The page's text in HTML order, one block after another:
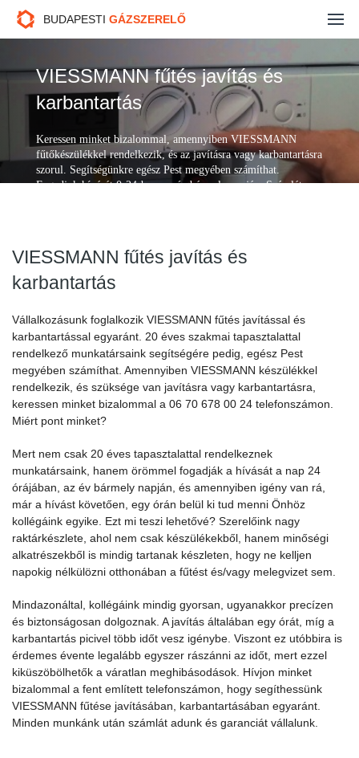
BUDAPESTI GÁZSZERELŐ
Gázszerelés
Duguláselhárítás
Kazán javítás
Ajánlatkérés
VIESSMANN fűtés javítás és
karbantartás
Keressen minket bizalommal, amennyiben VIESSMANN
fűtőkészülékkel rendelkezik, és az javításra vagy karbantartásra
szorul. Segítségünkre egész Pest megyében számíthat.
Fogadjuk hívását 0-24-ben, az év bármely napján. Számlát
VIESSMANN fűtés javítás és
karbantartás
Vállalkozásunk foglalkozik VIESSMANN fűtés javítással és
karbantartással egyaránt. 20 éves szakmai tapasztalattal
rendelkező munkatársaink segítségére pedig, egész Pest
megyében számíthat. Amennyiben VIESSMANN készülékkel
rendelkezik, és szüksége van javításra vagy karbantartásra,
keressen minket bizalommal a 06 70 678 00 24 telefonszámon.
Miért pont minket?
Mert nem csak 20 éves tapasztalattal rendelkeznek
munkatársaink, hanem örömmel fogadják a hívását a nap 24
órájában, az év bármely napján, és amennyiben igény van rá,
már a hívást követően, egy órán belül ki tud menni Önhöz
kollégáink egyike. Ezt mi teszi lehetővé? Szerelőink nagy
raktárkészlete, ahol nem csak készülékekből, hanem minőségi
alkatrészekből is mindig tartanak készleten, hogy ne kelljen
napokig nélkülözni otthonában a fűtést és/vagy melegvizet sem.
Mindazonáltal, kollégáink mindig gyorsan, ugyanakkor precízen
és biztonságosan dolgoznak. A javítás általában egy órát, míg a
karbantartás picivel több időt vesz igénybe. Viszont ez utóbbira is
érdemes évente legalább egyszer rászánni az időt, mert ezzel
kiküszöbölhetők a váratlan meghibásodások. Hívjon minket
bizalommal a fent említett telefonszámon, hogy segíthessünk
VIESSMANN fűtése javításában, karbantartásában egyaránt.
Minden munkánk után számlát adunk és garanciát vállalunk.